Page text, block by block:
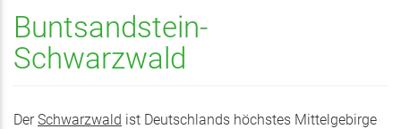
Buntsandstein-
Schwarzwald
DerSchwarzwald ist Deutschlands höchstes Mittelgebirge